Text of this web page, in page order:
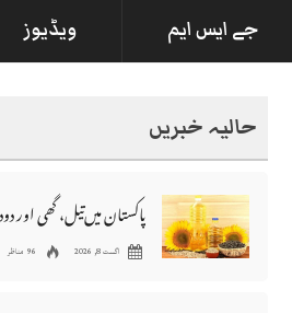
جے ایس ایم ویڈیوز
حالیہ خبریں
اگست 8, 2026 96 مناظر